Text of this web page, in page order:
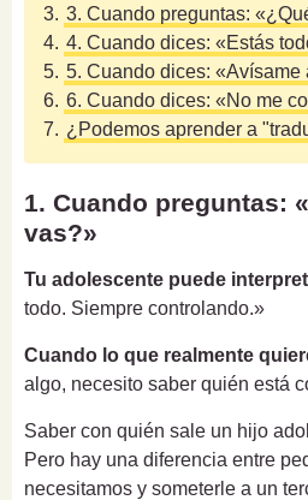
3. 3. Cuando preguntas:
4. 4. Cuando dices: «Estás
5. 5. Cuando dices: «Avísame
6. 6. Cuando dices: «No me
7. ¿Podemos aprender a
1. Cuando preguntas:
vas?»
Tu adolescente puede
todo. Siempre controlando.»
Cuando lo que realmente
algo, necesito saber quién está
Saber con quién sale un hijo
Pero hay una diferencia entre
necesitamos y someterle a un